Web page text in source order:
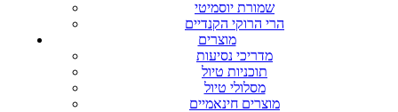
שמורת יוסמיטי
הרי הרוקי הקנדיים
מוצרים
מדריכי נסיעות
תוכניות טיול
מסלולי טיול
מוצרים חינאמיים